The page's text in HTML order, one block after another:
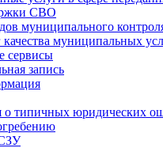
СВО
муниципального
муниципальных
сервисы
запись
типичных юридических